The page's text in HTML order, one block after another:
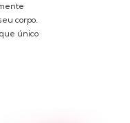
corpo.
único